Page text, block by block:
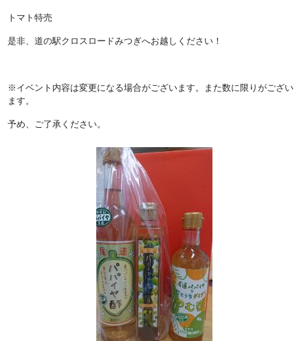
トマト特売
是非、道の駅クロスロードみつぎへお越しください！
※イベント内容は変更になる場合がございます。また数に限りがござい
ます。
予め、ご了承ください。